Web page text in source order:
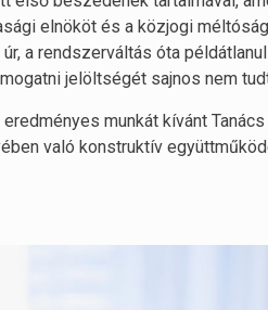
elnököt és a közjogi
a rendszerváltás óta
jelöltségét sajnos nem
munkát kívánt
való konstruktív